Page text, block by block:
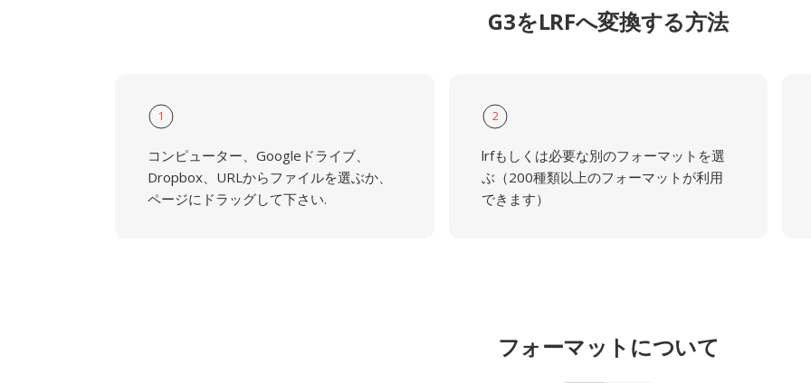
G3をLRFへ変換する方法
1
コンピューター、Googleドライブ、
Dropbox、URLからファイルを選ぶか、
ページにドラッグして下さい.
2
lrfもしくは必要な別のフォーマットを選
ぶ（200種類以上のフォーマットが利用
できます）
フォーマットについて